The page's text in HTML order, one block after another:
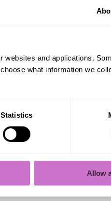
websites and applications.
what information we
Statistics
Allow
lomaketta, niin viestisi
tai henkilötunnusta